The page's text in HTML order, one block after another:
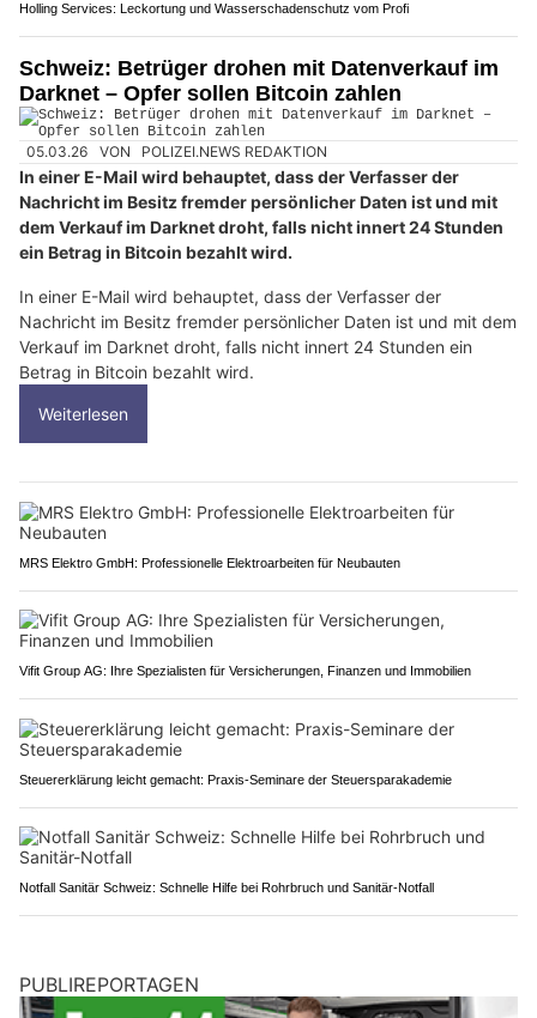
Holling Services: Leckortung und Wasserschadenschutz vom Profi
Schweiz: Betrüger drohen mit Datenverkauf im
Darknet – Opfer sollen Bitcoin zahlen
05.03.26 VON POLIZEI.NEWS REDAKTION
In einer E-Mail wird behauptet, dass der Verfasser der
Nachricht im Besitz fremder persönlicher Daten ist und mit
dem Verkauf im Darknet droht, falls nicht innert 24 Stunden
ein Betrag in Bitcoin bezahlt wird.
In einer E-Mail wird behauptet, dass der Verfasser der
Nachricht im Besitz fremder persönlicher Daten ist und mit dem
Verkauf im Darknet droht, falls nicht innert 24 Stunden ein
Betrag in Bitcoin bezahlt wird.
Weiterlesen
MRS Elektro GmbH: Professionelle Elektroarbeiten für Neubauten
Vifit Group AG: Ihre Spezialisten für Versicherungen, Finanzen und Immobilien
Steuererklärung leicht gemacht: Praxis-Seminare der Steuersparakademie
Notfall Sanitär Schweiz: Schnelle Hilfe bei Rohrbruch und Sanitär-Notfall
PUBLIREPORTAGEN